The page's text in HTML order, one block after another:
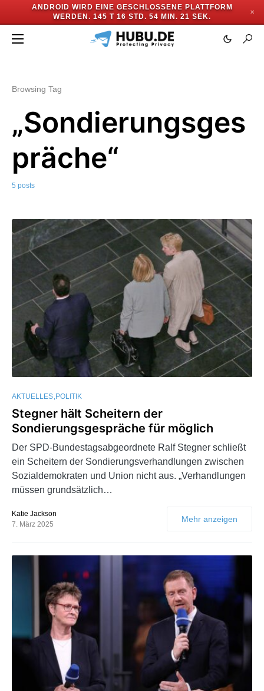
ANDROID WIRD EINE GESCHLOSSENE PLATTFORM
WERDEN. 145 T 16 STD. 54 MIN. 21 SEK.
✕
Browsing Tag
„Sondierungsges
präche“
5 posts
AKTUELLES POLITIK
Stegner hält Scheitern der
Sondierungsgespräche für möglich
Der SPD-Bundestagsabgeordnete Ralf Stegner schließt
ein Scheitern der Sondierungsverhandlungen zwischen
Sozialdemokraten und Union nicht aus. „Verhandlungen
müssen grundsätzlich…
Katie Jackson
7. März 2025
Mehr anzeigen